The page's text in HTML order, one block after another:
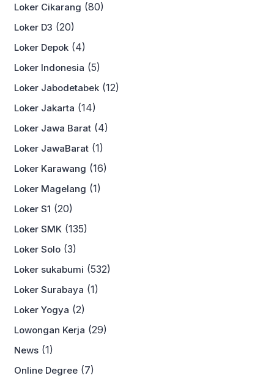
Loker Cikarang (80)
Loker D3 (20)
Loker Depok (4)
Loker Indonesia (5)
Loker Jabodetabek (12)
Loker Jakarta (14)
Loker Jawa Barat (4)
Loker JawaBarat (1)
Loker Karawang (16)
Loker Magelang (1)
Loker S1 (20)
Loker SMK (135)
Loker Solo (3)
Loker sukabumi (532)
Loker Surabaya (1)
Loker Yogya (2)
Lowongan Kerja (29)
News (1)
Online Degree (7)